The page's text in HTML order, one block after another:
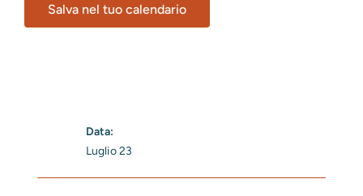
Salva nel tuo calendario
Data:
Luglio 23